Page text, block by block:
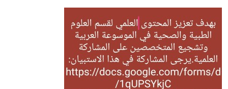
- هل تعلم أن أبقراط كتب في الطب أربعة مؤلفات هي:
الحكم، الأدلة، تنظيم التغذية، ورسالته في جروح الرأس. ويعود
له الفضل بأنه حرر الطب من الدين والفلسفة.
- هل تعلم أن المرجان إفراز حيواني يتكون في البحر ويتركب